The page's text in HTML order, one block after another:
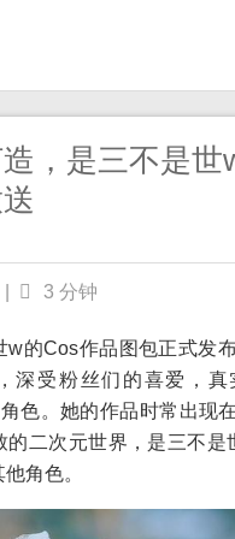
，是三不是世
3 分钟
w的Cos作品图包正式发
深受粉丝们的喜爱，
色。她的作品时常出现
的二次元世界，是三不
角色。